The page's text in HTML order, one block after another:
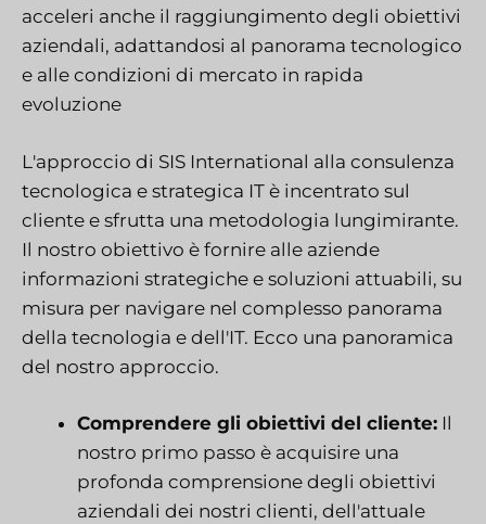
acceleri anche il raggiungimento degli obiettivi
aziendali, adattandosi al panorama tecnologico
e alle condizioni di mercato in rapida
evoluzione
L'approccio di SIS International alla consulenza
tecnologica e strategica IT è incentrato sul
cliente e sfrutta una metodologia lungimirante.
Il nostro obiettivo è fornire alle aziende
informazioni strategiche e soluzioni attuabili, su
misura per navigare nel complesso panorama
della tecnologia e dell'IT. Ecco una panoramica
del nostro approccio.
Comprendere gli obiettivi del cliente: Il
nostro primo passo è acquisire una
profonda comprensione degli obiettivi
aziendali dei nostri clienti, dell'attuale